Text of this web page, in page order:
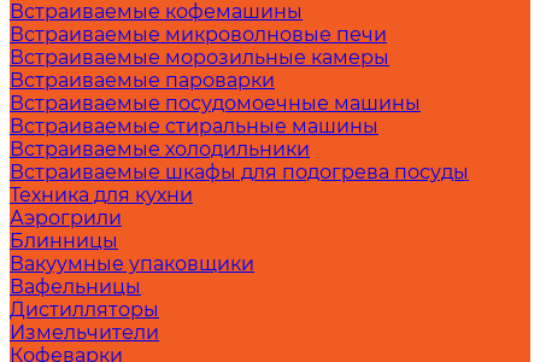
Встраиваемые кофемашины
Встраиваемые микроволновые печи
Встраиваемые морозильные камеры
Встраиваемые пароварки
Встраиваемые посудомоечные машины
Встраиваемые стиральные машины
Встраиваемые холодильники
Встраиваемые шкафы для подогрева посуды
Техника для кухни
Аэрогрили
Блинницы
Вакуумные упаковщики
Вафельницы
Дистилляторы
Измельчители
Кофеварки